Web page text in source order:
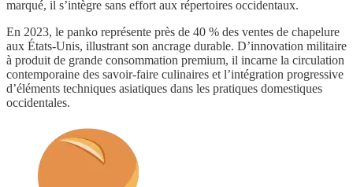
marqué, il s’intègre sans effort aux répertoires occidentaux.
En 2023, le panko représente près de 40 % des ventes de chapelure
aux États-Unis, illustrant son ancrage durable. D’innovation militaire
à produit de grande consommation premium, il incarne la circulation
contemporaine des savoir-faire culinaires et l’intégration progressive
d’éléments techniques asiatiques dans les pratiques domestiques
occidentales.